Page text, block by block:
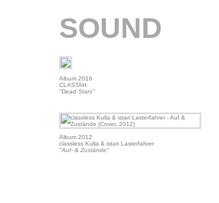
SOUND
Album 2016
CLASTAH
"Dead Stars"
Album 2012
classless Kulla & istari Lasterfahrer
"Auf- & Zustände"